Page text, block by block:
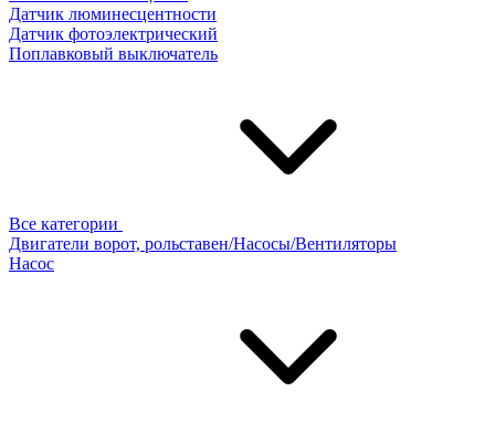
Датчик люминесцентности
Датчик фотоэлектрический
Поплавковый выключатель
Все категории
Двигатели ворот, рольставен/Насосы/Вентиляторы
Насос